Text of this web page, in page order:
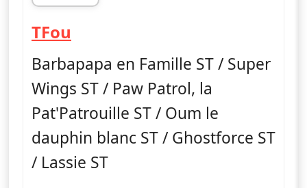
fin 11h30
TFou
Barbapapa en Famille ST / Super
Wings ST / Paw Patrol, la
Pat'Patrouille ST / Oum le
dauphin blanc ST / Ghostforce ST
/ Lassie ST